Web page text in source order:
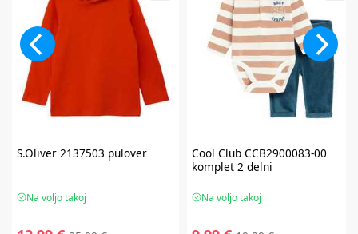
S.Oliver2137503 pulover
Na voljo takoj
Cool Club CCB2900083-00
komplet 2 delni
Na voljo takoj